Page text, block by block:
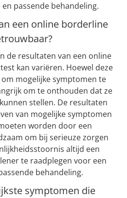
passende behandeling.
een online borderline
de resultaten van een online
kan variëren. Hoewel deze
mogelijke symptomen te
om te onthouden dat ze
stellen. De resultaten
van mogelijke symptomen
worden door een
om bij serieuze zorgen
altijd een
te raadplegen voor een
behandeling.
symptomen die